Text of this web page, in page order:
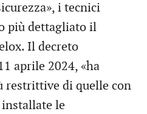
i tecnici
più dettagliato il
Il decreto
aprile 2024, «ha
restrittive di quelle con
le